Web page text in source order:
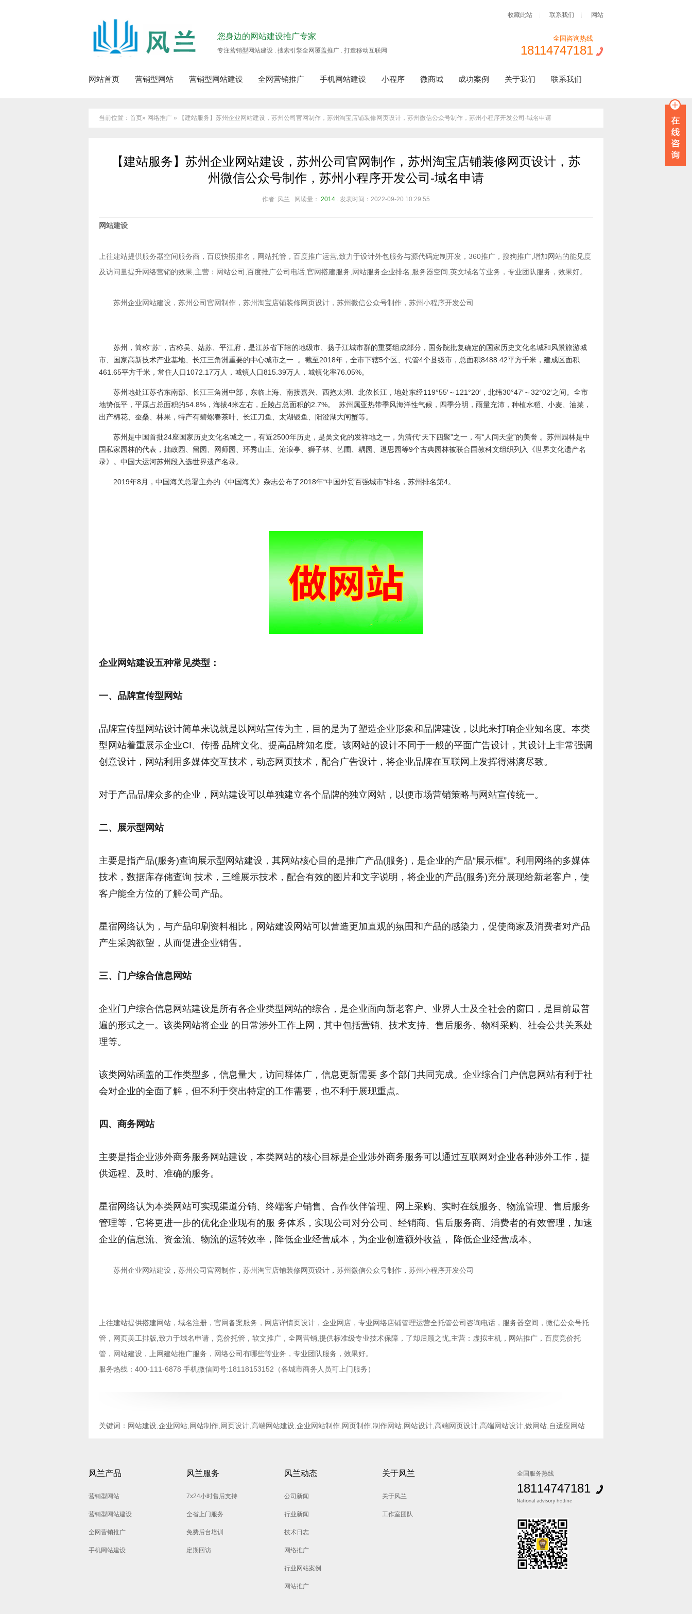
收藏此站 联系我们 网站
您身边的网站建设推广专家
专注营销型网站建设 . 搜索引擎全网覆盖推广 . 打造移动互联网
全国咨询热线
18114747181
网站首页 营销型网站 营销型网站建设 全网营销推广 手机网站建设 小程序 微商城 成功案例 关于我们 联系我们
当前位置：首页» 网络推广 » 【建站服务】苏州企业网站建设，苏州公司官网制作，苏州淘宝店铺装修网页设计，苏州微信公众号制作，苏州小程序开发公司-域名申请
【建站服务】苏州企业网站建设，苏州公司官网制作，苏州淘宝店铺装修网页设计，苏
州微信公众号制作，苏州小程序开发公司-域名申请
作者: 风兰 . 阅读量： 2014 . 发表时间：2022-09-20 10:29:55
网站建设
上往建站提供服务器空间服务商 ， 百度快照排名 ， 网站托管 ， 百度推广运营 ,致力于设计外包服务与源代码定制开发 ， 360推广 ， 搜狗推广 ,增加网站的能见度
及访问量提升网络营销的效果,主营： 网站公司 百度推广公司电话 官网搭建服务 网站服务企业排名 服务器空间 英文域名等业务，专业团队服务，效果好。
苏州企业网站建设，苏州公司官网制作，苏州淘宝店铺装修网页设计，苏州微信公众号制作，苏州小程序开发公司
苏州，简称“苏”，古称吴、姑苏、平江府，是江苏省下辖的地级市、扬子江城市群的重要组成部分，国务院批复确定的国家历史文化名城和风景旅游城
市、国家高新技术产业基地、长江三角洲重要的中心城市之一 。截至2018年，全市下辖5个区、代管4个县级市，总面积8488.42平方千米，建成区面积
461.65平方千米，常住人口1072.17万人，城镇人口815.39万人，城镇化率76.05%。
苏州地处江苏省东南部、长江三角洲中部，东临上海、南接嘉兴、西抱太湖、北依长江，地处东经119°55′～121°20′，北纬30°47′～32°02′之间。全市
地势低平，平原占总面积的54.8%，海拔4米左右，丘陵占总面积的2.7%。 苏州属亚热带季风海洋性气候，四季分明，雨量充沛，种植水稻、小麦、油菜，
出产棉花、蚕桑、林果，特产有碧螺春茶叶、长江刀鱼、太湖银鱼、阳澄湖大闸蟹等。
苏州是中国首批24座国家历史文化名城之一，有近2500年历史，是吴文化的发祥地之一，为清代“天下四聚”之一，有“人间天堂”的美誉 。苏州园林是中
国私家园林的代表，拙政园、留园、网师园、环秀山庄、沧浪亭、狮子林、艺圃、耦园、退思园等9个古典园林被联合国教科文组织列入《世界文化遗产名
录》。中国大运河苏州段入选世界遗产名录。
2019年8月，中国海关总署主办的《中国海关》杂志公布了2018年“中国外贸百强城市”排名，苏州排名第4。
企业网站建设五种常见类型：
一、品牌宣传型网站
品牌宣传型网站设计简单来说就是以网站宣传为主，目的是为了塑造企业形象和品牌建设，以此来打响企业知名度。本类
型网站着重展示企业CI、传播 品牌文化、提高品牌知名度。该网站的设计不同于一般的平面广告设计，其设计上非常强调
创意设计，网站利用多媒体交互技术，动态网页技术，配合广告设计，将企业品牌在互联网上发挥得淋漓尽致。
对于产品品牌众多的企业，网站建设可以单独建立各个品牌的独立网站，以便市场营销策略与网站宣传统一。
二、展示型网站
主要是指产品(服务)查询展示型网站建设，其网站核心目的是推广产品(服务)，是企业的产品“展示框”。利用网络的多媒体
技术，数据库存储查询 技术，三维展示技术，配合有效的图片和文字说明，将企业的产品(服务)充分展现给新老客户，使
客户能全方位的了解公司产品。
星宿网络认为，与产品印刷资料相比，网站建设网站可以营造更加直观的氛围和产品的感染力，促使商家及消费者对产品
产生采购欲望，从而促进企业销售。
三、门户综合信息网站
企业门户综合信息网站建设是所有各企业类型网站的综合，是企业面向新老客户、业界人士及全社会的窗口，是目前最普
遍的形式之一。该类网站将企业 的日常涉外工作上网，其中包括营销、技术支持、售后服务、物料采购、社会公共关系处
理等。
该类网站函盖的工作类型多，信息量大，访问群体广，信息更新需要 多个部门共同完成。企业综合门户信息网站有利于社
会对企业的全面了解，但不利于突出特定的工作需要，也不利于展现重点。
四、商务网站
主要是指企业涉外商务服务网站建设，本类网站的核心目标是企业涉外商务服务可以通过互联网对企业各种涉外工作，提
供远程、及时、准确的服务。
星宿网络认为本类网站可实现渠道分销、终端客户销售、合作伙伴管理、网上采购、实时在线服务、物流管理、售后服务
管理等，它将更进一步的优化企业现有的服 务体系，实现公司对分公司、经销商、售后服务商、消费者的有效管理，加速
企业的信息流、资金流、物流的运转效率，降低企业经营成本，为企业创造额外收益， 降低企业经营成本。
苏州企业网站建设 ， 苏州公司官网制作 ， 苏州淘宝店铺装修网页设计 ， 苏州微信公众号制作 ， 苏州小程序开发公司
上往建站提供搭建网站 ， 域名注册 ， 官网备案服务 ， 网店详情页设计 ， 企业网店 ， 专业网络店铺管理运营全托管公司咨询电话 ，服务器空间， 微信公众号托
管 ， 网页美工排版 ,致力于域名申请 ， 竞价托管 ， 软文推广 ， 全网营销 ,提供标准级专业技术保障，了却后顾之忧,主营： 虚拟主机 ， 网站推广 ， 百度竞价托
管 ， 网站建设 ， 上网建站推广服务 ， 网络公司有哪些等业务，专业团队服务，效果好。
服务热线：400-111-6878 手机微信同号:18118153152（各城市商务人员可上门服务）
关键词：网站建设,企业网站,网站制作,网页设计,高端网站建设,企业网站制作,网页制作,制作网站,网站设计,高端网页设计,高端网站设计,做网站,自适应网站
风兰产品
营销型网站
营销型网站建设
全网营销推广
手机网站建设
风兰服务
7x24小时售后支持
全省上门服务
免费后台培训
定期回访
风兰动态
公司新闻
行业新闻
技术日志
网络推广
行业网站案例
网站推广
关于风兰
关于风兰
工作室团队
全国服务热线
18114747181